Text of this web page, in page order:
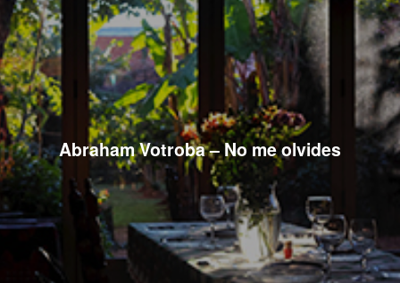
Abraham Votroba – No me olvides